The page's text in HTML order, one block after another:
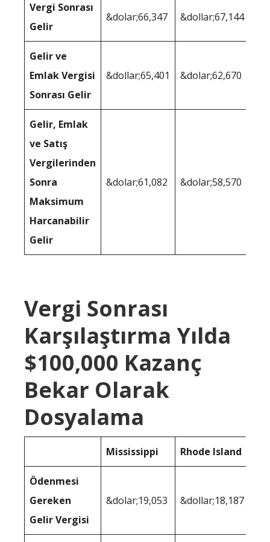
Vergi Sonrası
Gelir
&dolar;66,347 &dollar;67,144
Gelir ve
Emlak Vergisi
Sonrası Gelir
&dollar;65,401 &dolar;62,670
Gelir, Emlak
ve Satış
Vergilerinden
Sonra
Maksimum
Harcanabilir
Gelir
&dolar;61,082 &dolar;58,570
Vergi Sonrası
Karşılaştırma Yılda
$100,000 Kazanç
Bekar Olarak
Dosyalama
Mississippi Rhode Island
Ödenmesi
Gereken
Gelir Vergisi
&dolar;19,053 &dollar;18,187